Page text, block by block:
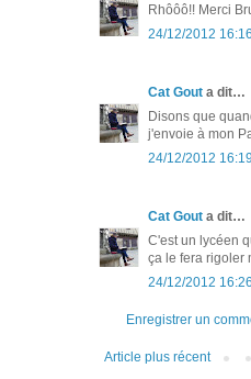
Rhôôô!! Merci
24/12/2012 16:16
Cat Gout a dit…
Disons que
j'envoie à mon
24/12/2012 16:19
Cat Gout a dit…
C'est un lycéen
ça le fera rigoler
24/12/2012 16:26
Enregistrer un
Article plus récent